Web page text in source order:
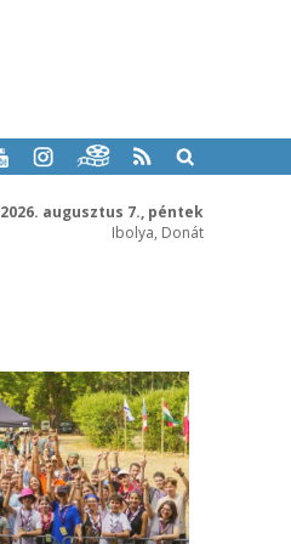
2026. augusztus 7., péntek
Ibolya, Donát